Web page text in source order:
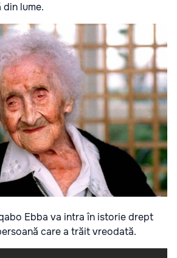
lume.
Ebba va intra în istorie drept
care a trăit vreodată.